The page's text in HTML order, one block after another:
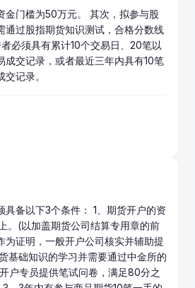
金门槛为50万元。 其次，拟参与股
通过股指期货知识测试，合格分数线
必须具有累计10个交易日、20笔以
成交记录，或者最近三年内具有10笔
交记录。
具备以下3个条件： 1、期货开户的资
。(以加盖期货公司结算专用章的前
为证明，一般开户公司核实并辅助提
基础知识的学习并需要通过中金所的
户专员提供笔试问卷，满足80分之